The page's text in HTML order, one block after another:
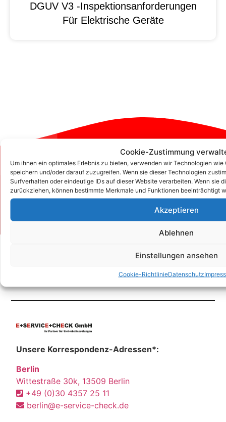
Cookie-Zustimmung
Um ihnen ein optimales Erlebnis zu bieten, verwenden wir Technologien
speichern und/oder darauf zuzugreifen. Wenn sie dieser Technologien
Surfverhalten oder eindeutige IDs auf dieser Website verarbeiten. Wenn sie
zurückziehen, können bestimmte Merkmale und Funktionen beeinträchtigt
Akzeptieren
Ablehnen
Einstellungen ansehen
Cookie-RichtlinieDatenschutz
DGUV V3 -Inspektionsanforderungen
Für Elektrische Geräte
Zum Kontaktformular
Unsere Korrespondenz-Adressen*:
Berlin
Wittestraße 30k, 13509 Berlin
+49 (0)30 4357 25 11
berlin@e-service-check.de